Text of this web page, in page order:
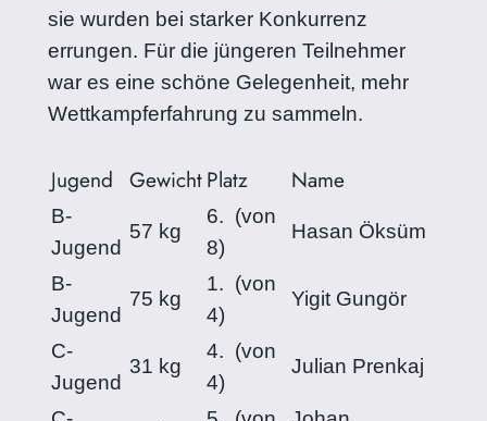
sie wurden bei starker Konkurrenz
errungen. Für die jüngeren Teilnehmer
war es eine schöne Gelegenheit, mehr
Wettkampferfahrung zu sammeln.
Jugend GewichtPlatz Name
B-
Jugend
57 kg
6. (von
8)
Hasan Öksüm
B-
Jugend
75 kg
1. (von
4)
Yigit Gungör
C-
Jugend
31 kg
4. (von
4)
Julian Prenkaj